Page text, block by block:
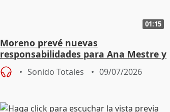
01:15
Moreno prevé nuevas
responsabilidades para Ana Mestre y
un relevo del presidente del
ParlamentoSonido Totales 09/07/2026